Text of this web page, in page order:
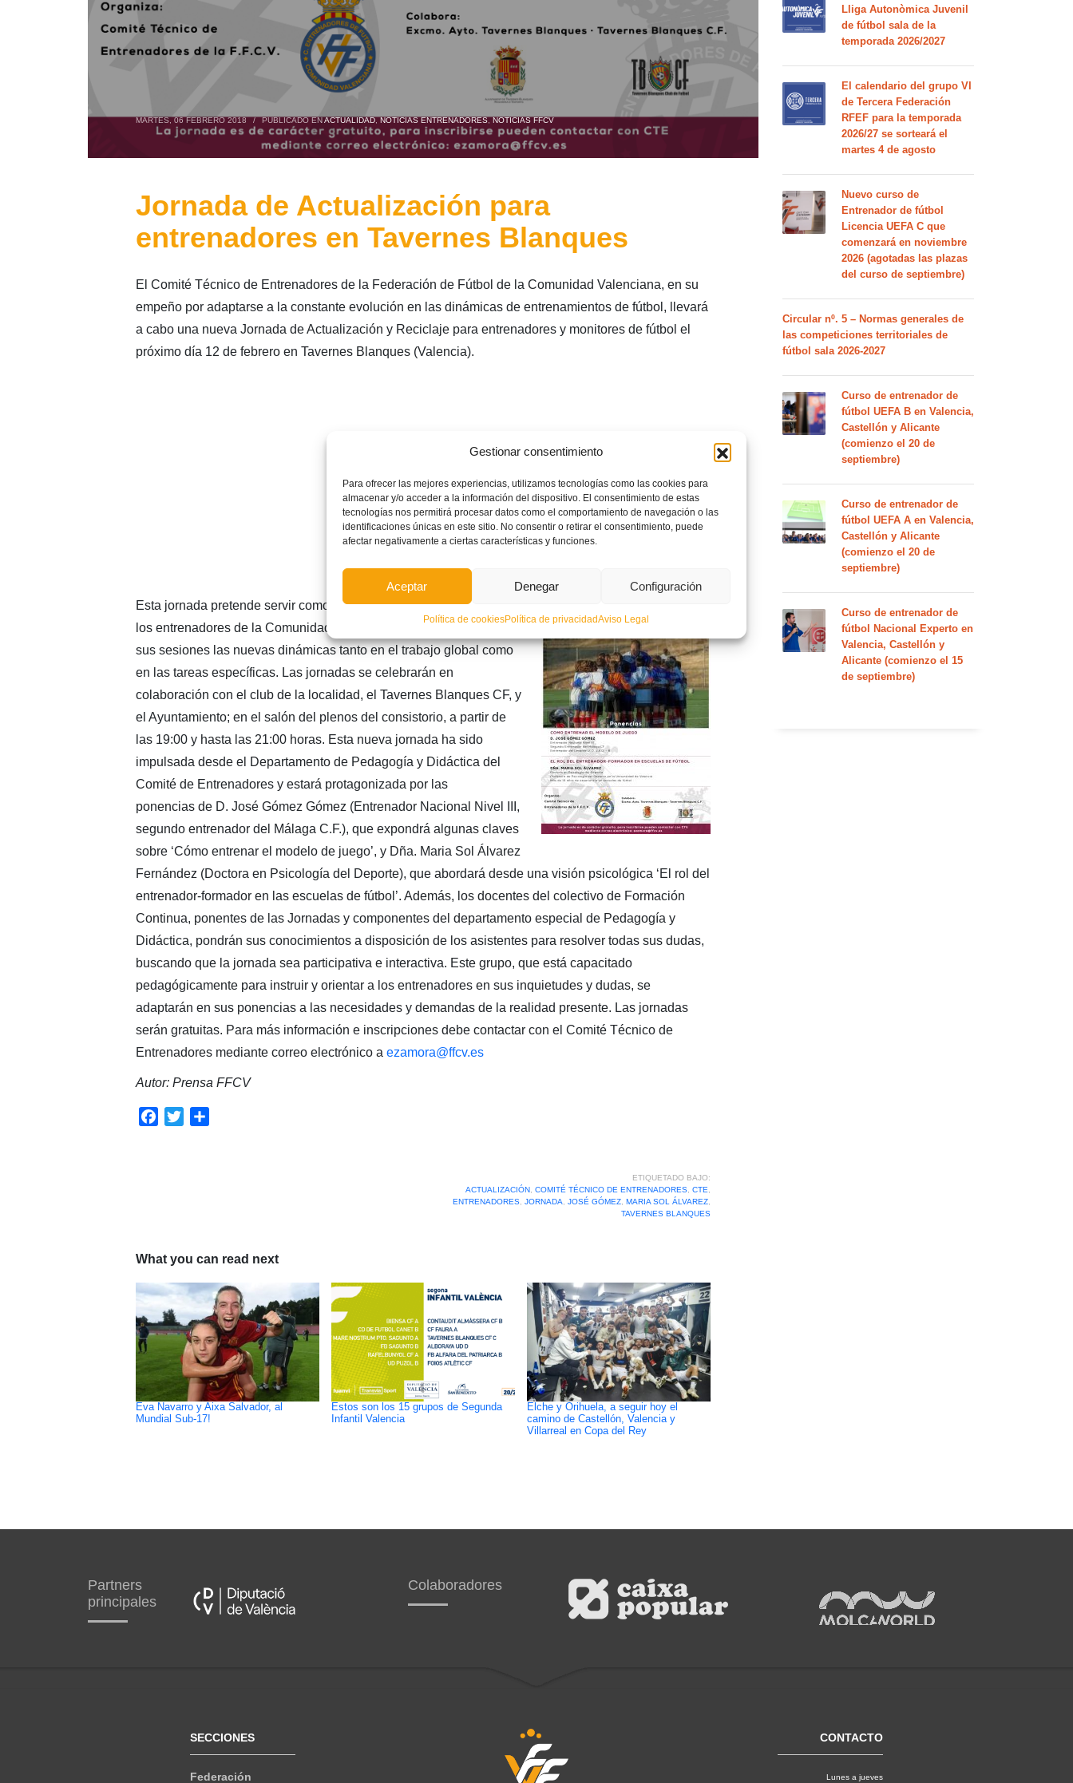
Gestionar consentimiento
Para ofrecer las mejores experiencias, utilizamos tecnologías como las cookies para
almacenar y/o acceder a la información del dispositivo. El consentimiento de estas
tecnologías nos permitirá procesar datos como el comportamiento de navegación o las
identificaciones únicas en este sitio. No consentir o retirar el consentimiento, puede
afectar negativamente a ciertas características y funciones.
Aceptar Denegar Configuración
Política de cookiesPolítica de privacidadAviso Legal
MARTES, 06 FEBRERO 2018 / PUBLICADO ENACTUALIDAD,NOTICIAS ENTRENADORES,NOTICIAS FFCV
Jornada de Actualización para
entrenadores en Tavernes Blanques
El Comité Técnico de Entrenadores de la Federación de Fútbol de la Comunidad Valenciana, en su
empeño por adaptarse a la constante evolución en las dinámicas de entrenamientos de fútbol, llevará
a cabo una nueva Jornada de Actualización y Reciclaje para entrenadores y monitores de fútbol el
próximo día 12 de febrero en Tavernes Blanques (Valencia).
Esta jornada pretende servir como actualización metodológica para
los entrenadores de la Comunidad Valenciana, para que apliquen en
sus sesiones las nuevas dinámicas tanto en el trabajo global como
en las tareas específicas. Las jornadas se celebrarán en
colaboración con el club de la localidad, el Tavernes Blanques CF, y
el Ayuntamiento; en el salón del plenos del consistorio, a partir de
las 19:00 y hasta las 21:00 horas. Esta nueva jornada ha sido
impulsada desde el Departamento de Pedagogía y Didáctica del
Comité de Entrenadores y estará protagonizada por las
ponencias de D. José Gómez Gómez (Entrenador Nacional Nivel III,
segundo entrenador del Málaga C.F.), que expondrá algunas claves
sobre ‘Cómo entrenar el modelo de juego’, y Dña. Maria Sol Álvarez
Fernández (Doctora en Psicología del Deporte), que abordará desde una visión psicológica ‘El rol del
entrenador-formador en las escuelas de fútbol’. Además, los docentes del colectivo de Formación
Continua, ponentes de las Jornadas y componentes del departamento especial de Pedagogía y
Didáctica, pondrán sus conocimientos a disposición de los asistentes para resolver todas sus dudas,
buscando que la jornada sea participativa e interactiva. Este grupo, que está capacitado
pedagógicamente para instruir y orientar a los entrenadores en sus inquietudes y dudas, se
adaptarán en sus ponencias a las necesidades y demandas de la realidad presente. Las jornadas
serán gratuitas. Para más información e inscripciones debe contactar con el Comité Técnico de
Entrenadores mediante correo electrónico a ezamora@ffcv.es
Autor: Prensa FFCV
Facebook
Twitter
ETIQUETADO BAJO:
ACTUALIZACIÓN, COMITÉ TÉCNICO DE ENTRENADORES, CTE
ENTRENADORES, JORNADA JOSÉ GÓMEZ, MARIA SOL ÁLVAREZ,
TAVERNES BLANQUES
What you can read next
Eva Navarro y Aixa Salvador, al
Mundial Sub-17!
Estos son los 15 grupos de Segunda
Infantil Valencia
Elche y Orihuela, a seguir hoy el
camino de Castellón, Valencia y
Villarreal en Copa del Rey
Lliga Autonòmica Juvenil
de fútbol sala de la
temporada 2026/2027
El calendario del grupo VI
de Tercera Federación
RFEF para la temporada
2026/27 se sorteará el
martes 4 de agosto
Nuevo curso de
Entrenador de fútbol
Licencia UEFA C que
comenzará en noviembre
2026 (agotadas las plazas
del curso de septiembre)
Circular nº. 5 – Normas generales de
las competiciones territoriales de
fútbol sala 2026-2027
Curso de entrenador de
fútbol UEFA B en Valencia,
Castellón y Alicante
(comienzo el 20 de
septiembre)
Curso de entrenador de
fútbol UEFA A en Valencia,
Castellón y Alicante
(comienzo el 20 de
septiembre)
Curso de entrenador de
fútbol Nacional Experto en
Valencia, Castellón y
Alicante (comienzo el 15
de septiembre)
Partners
principales
Colaboradores
SECCIONES
Federación
CONTACTO
Lunes a jueves